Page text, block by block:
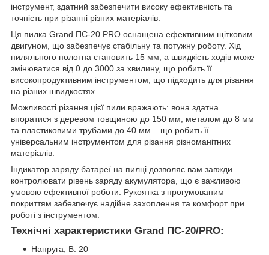
інструмент, здатний забезпечити високу ефективність та
точність при різанні різних матеріалів.
Ця пилка Grand ПС-20 PRO оснащена ефективним щітковим
двигуном, що забезпечує стабільну та потужну роботу. Хід
пиляльного полотна становить 15 мм, а швидкість ходів може
змінюватися від 0 до 3000 за хвилину, що робить її
високопродуктивним інструментом, що підходить для різання
на різних швидкостях.
Можливості різання цієї пили вражають: вона здатна
впоратися з деревом товщиною до 150 мм, металом до 8 мм
та пластиковими трубами до 40 мм – що робить її
універсальним інструментом для різання різноманітних
матеріалів.
Індикатор заряду батареї на пилці дозволяє вам завжди
контролювати рівень заряду акумулятора, що є важливою
умовою ефективної роботи. Рукоятка з прогумованим
покриттям забезпечує надійне захоплення та комфорт при
роботі з інструментом.
Технічні характеристики Grand ПС-20/PRO:
Напруга, В: 20